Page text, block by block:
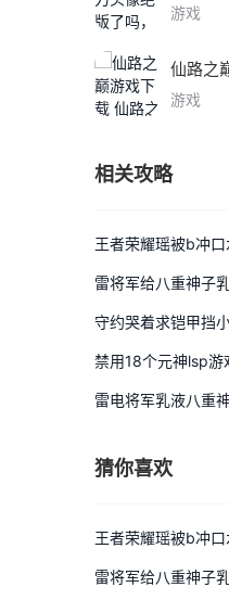
游戏
游戏
相关攻略
王者荣耀瑶被b冲
雷将军给八重神子
守约哭着求铠甲挡
禁用18个元神lsp游
雷电将军乳液八重
猜你喜欢
王者荣耀瑶被b冲
雷将军给八重神子